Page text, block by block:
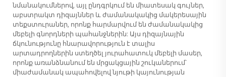
նմանակումներով, այլ ընդգրկում են միատեսակ գույներ,
աբստրակտ դիզայններ և ժամանակակից մակերեսային
տեքստուրաներ, որոնք հարմարվում են ժամանակակից
մեբելի գնորդների պահանջներին: Այս դիզայնային
ճկունությունը հնարավորություն է տալիս
արտադրողներին ստեղծել յուրահատուկ մեբելի մասեր,
որոնք առանձնանում են մրցակցային շուկաներում՝
միաժամանակ ապահովելով նյութի կայունության